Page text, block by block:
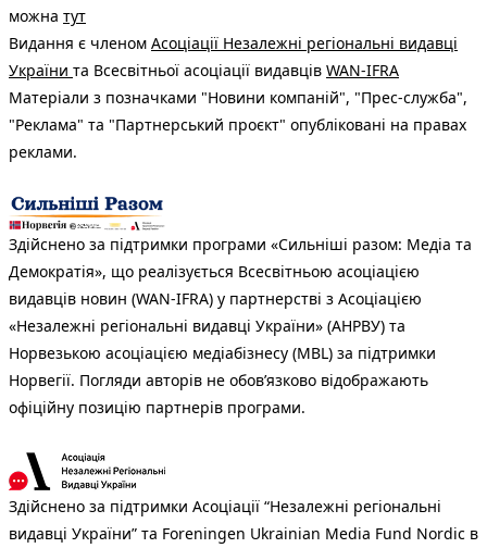
можна тут
Видання є членом Асоціації Незалежні регіональні видавці
України та Всесвітньої асоціації видавців WAN-IFRA
Матеріали з позначками "Новини компаній", "Прес-служба",
"Реклама" та "Партнерський проєкт" опубліковані на правах
реклами.
Здійснено за підтримки програми «Сильніші разом: Медіа та
Демократія», що реалізується Всесвітньою асоціацією
видавців новин (WAN-IFRA) у партнерстві з Асоціацією
«Незалежні регіональні видавці України» (АНРВУ) та
Норвезькою асоціацією медіабізнесу (MBL) за підтримки
Норвегії. Погляди авторів не обов’язково відображають
офіційну позицію партнерів програми.
Здійснено за підтримки Асоціації “Незалежні регіональні
видавці України” та Foreningen Ukrainian Media Fund Nordic в